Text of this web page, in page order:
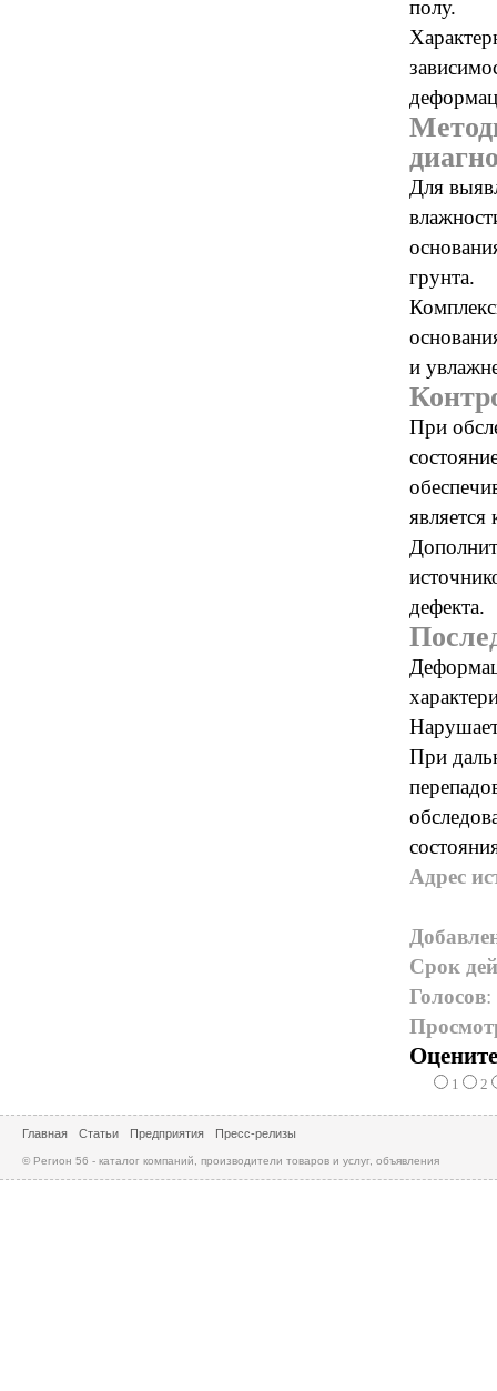
полу.
Для
грунта.
и
При
дефекта.
При
Адрес
Срок
Голосов:
1 2
Главная Статьи Предприятия Пресс-релизы
© Регион 56 - каталог компаний, производители товаров и услуг, объявления